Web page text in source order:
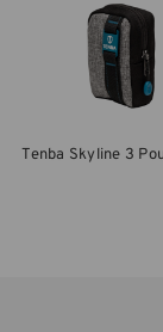
Tenba Skyline 3